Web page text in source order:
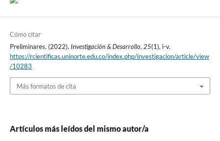
Cómo citar
Preliminares. (2022). Investigación & Desarrollo,25(1), i-v.
https://rcientificas.uninorte.edu.co/index.php/investigacion/article/view
/10283
Más formatos de cita
Artículos más leídos del mismo autor/a